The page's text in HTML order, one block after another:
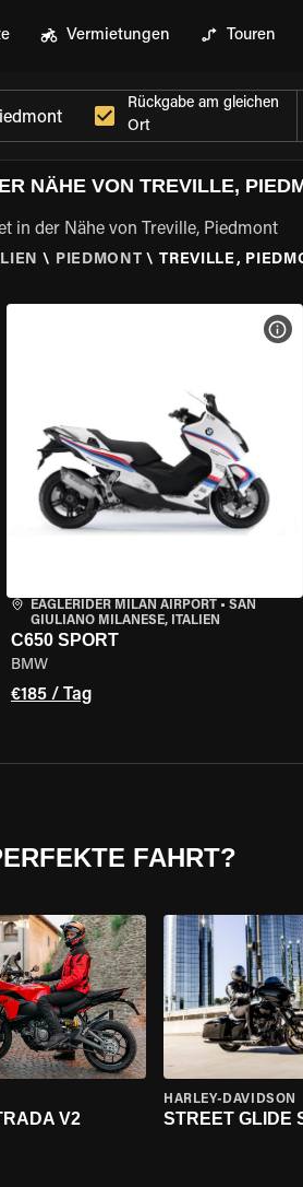
Vermietungen Touren
Rückgabe am gleichen
Ort
NÄHE VON TREVILLE,
in der Nähe von Treville, Piedmont
\ PIEDMONT \ TREVILLE,
DETAILS ANZEIGEN
EAGLERIDER MILAN AIRPORT• SAN
GIULIANO MILANESE, ITALIEN
C650 SPORT
BMW
€185 / Tag
FAHRT?
V2
HARLEY-DAVIDSON
STREET GLIDE